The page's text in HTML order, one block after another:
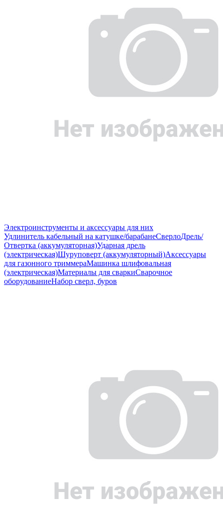
Электроинструменты и аксессуары для них
Удлинитель кабельный на катушке/барабанеСверлоДрель/
Отвертка (аккумуляторная)Ударная дрель
(электрическая)Шуруповерт (аккумуляторный)Аксессуары
для газонного триммераМашинка шлифовальная
(электрическая)Материалы для сваркиСварочное
оборудованиеНабор сверл, буров